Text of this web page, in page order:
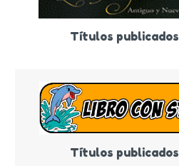
Títulos publicados
Títulos publicados